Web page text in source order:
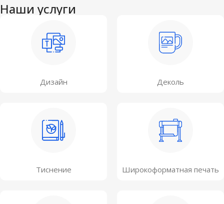
Наши услуги
Дизайн Деколь
Тиснение Широкоформатная печать